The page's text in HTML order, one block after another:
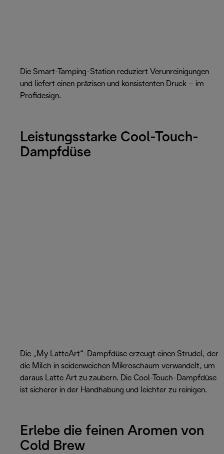
Die Smart-Tamping-Station reduziert Verunreinigungen
und liefert einen präzisen und konsistenten Druck – im
Profidesign.
Leistungsstarke Cool-Touch-
Dampfdüse
Die „My LatteArt“-Dampfdüse erzeugt einen Strudel, der
die Milch in seidenweichen Mikroschaum verwandelt, um
daraus Latte Art zu zaubern. Die Cool-Touch-Dampfdüse
ist sicherer in der Handhabung und leichter zu reinigen.
Erlebe die feinen Aromen von
Cold Brew